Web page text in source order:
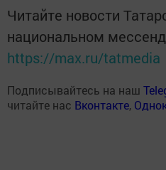
Читайте новости
национальном
https://max.ru/tatmedia
Подписывайтесь на наш
читайте нас Вконтакте,